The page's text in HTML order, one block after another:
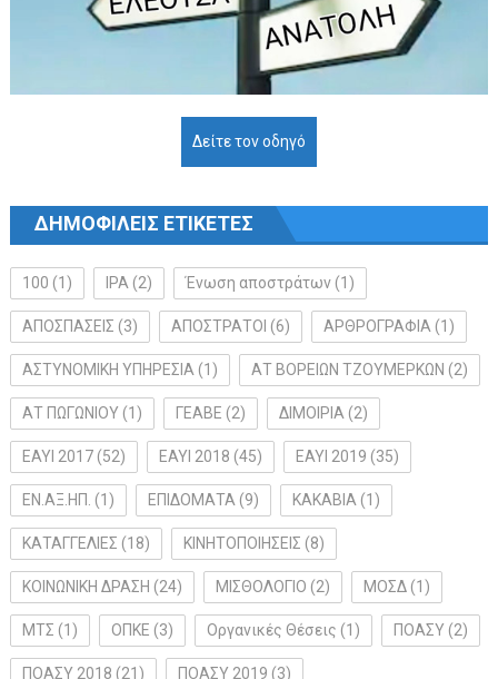
Δείτε τον οδηγό
ΔΗΜΟΦΙΛΕΙΣ ΕΤΙΚΕΤΕΣ
100 (1) IPA (2) Ένωση αποστράτων(1)
ΑΠΟΣΠΑΣΕΙΣ (3) ΑΠΟΣΤΡΑΤΟΙ (6) ΑΡΘΡΟΓΡΑΦΙΑ (1)
ΑΣΤΥΝΟΜΙΚΗ ΥΠΗΡΕΣΙΑ (1) ΑΤ ΒΟΡΕΙΩΝ ΤΖΟΥΜΕΡΚΩΝ (2)
ΑΤ ΠΩΓΩΝΙΟΥ(1) ΓΕΑΒΕ (2) ΔΙΜΟΙΡΙΑ (2)
ΕΑΥΙ 2017(52) ΕΑΥΙ 2018 (45) ΕΑΥΙ 2019 (35)
ΕΝ.ΑΞ.ΗΠ. (1) ΕΠΙΔΟΜΑΤΑ (9) ΚΑΚΑΒΙΑ (1)
ΚΑΤΑΓΓΕΛΙΕΣ (18) ΚΙΝΗΤΟΠΟΙΗΣΕΙΣ (8)
ΚΟΙΝΩΝΙΚΗ ΔΡΑΣΗ (24) ΜΙΣΘΟΛΟΓΙΟ (2) ΜΟΣΔ(1)
ΜΤΣ (1) ΟΠΚΕ (3) Οργανικές Θέσεις (1) ΠΟΑΣΥ(2)
ΠΟΑΣΥ 2018 (21) ΠΟΑΣΥ 2019 (3)